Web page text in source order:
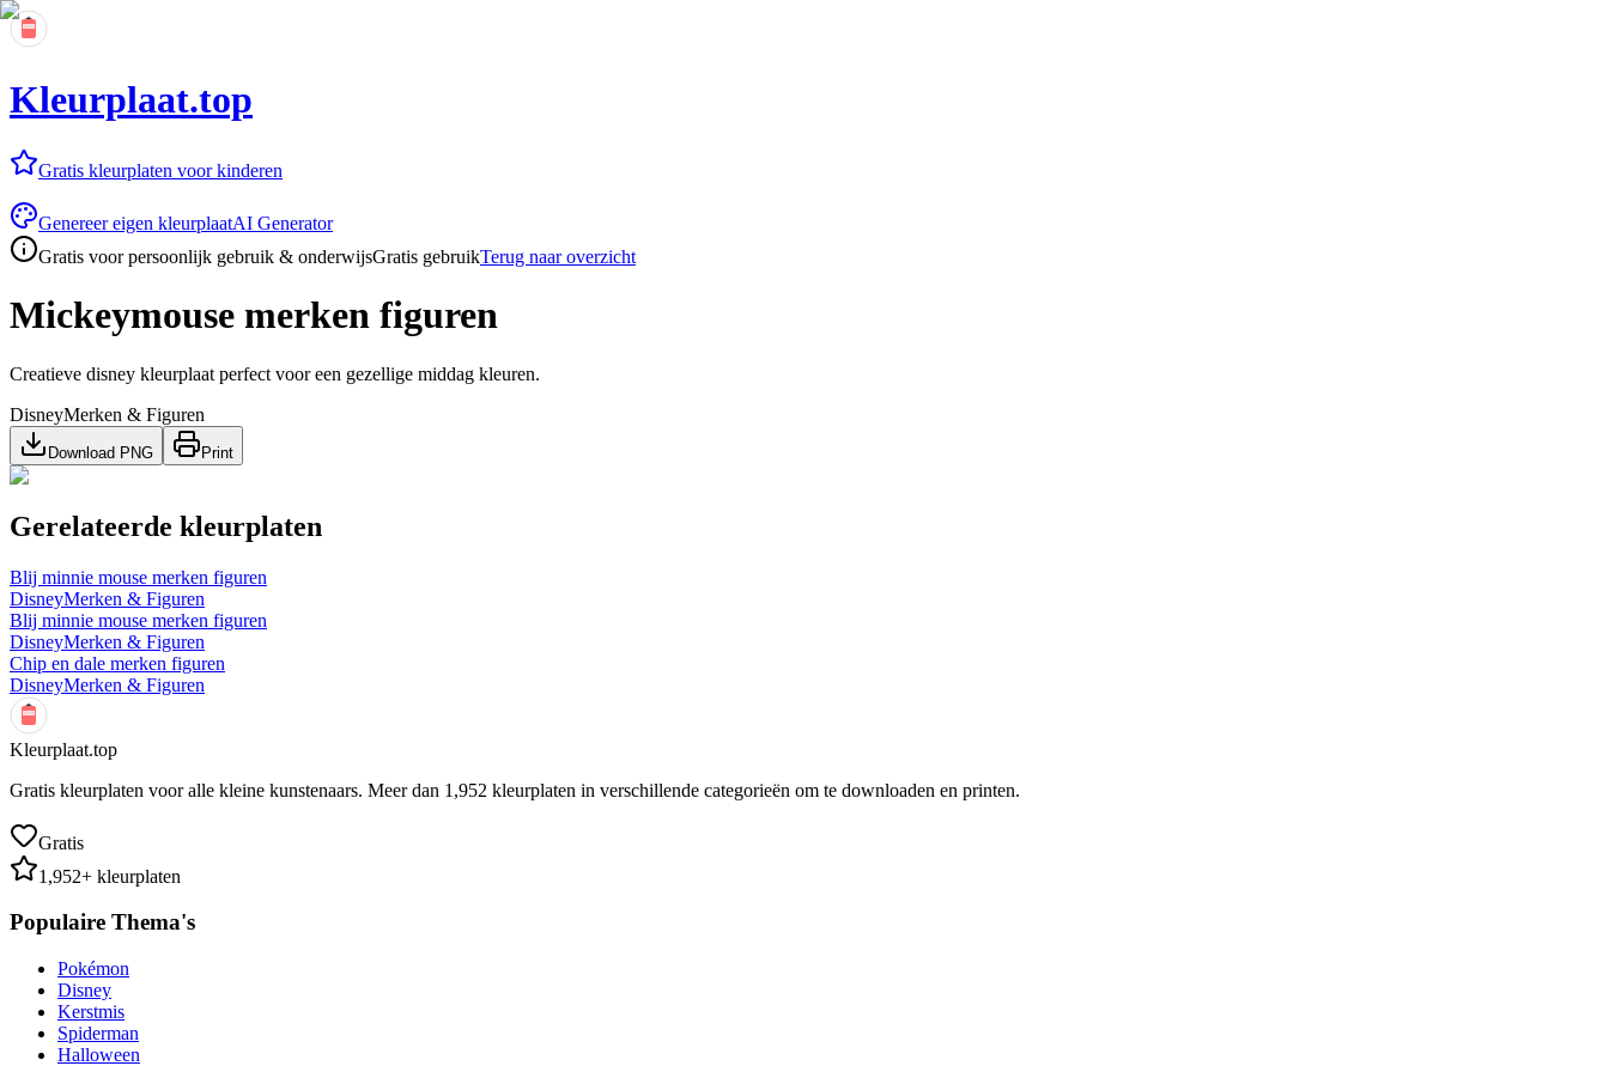
Kleurplaat.top
Gratis kleurplaten voor kinderen
Genereer eigen kleurplaatAI Generator
Gratis voor persoonlijk gebruik & onderwijsGratis gebruikTerug naar overzicht
Mickeymouse merken figuren
Creatieve disney kleurplaat perfect voor een gezellige middag kleuren.
DisneyMerken & Figuren
Download PNG Print
Gerelateerde kleurplaten
Blij minnie mouse merken figuren
DisneyMerken & Figuren
Blij minnie mouse merken figuren
DisneyMerken & Figuren
Chip en dale merken figuren
DisneyMerken & Figuren
Kleurplaat.top
Gratis kleurplaten voor alle kleine kunstenaars. Meer dan 1,952 kleurplaten in verschillende categorieën om te downloaden en printen.
Gratis
1,952+ kleurplaten
Populaire Thema's
Pokémon
Disney
Kerstmis
Spiderman
Halloween